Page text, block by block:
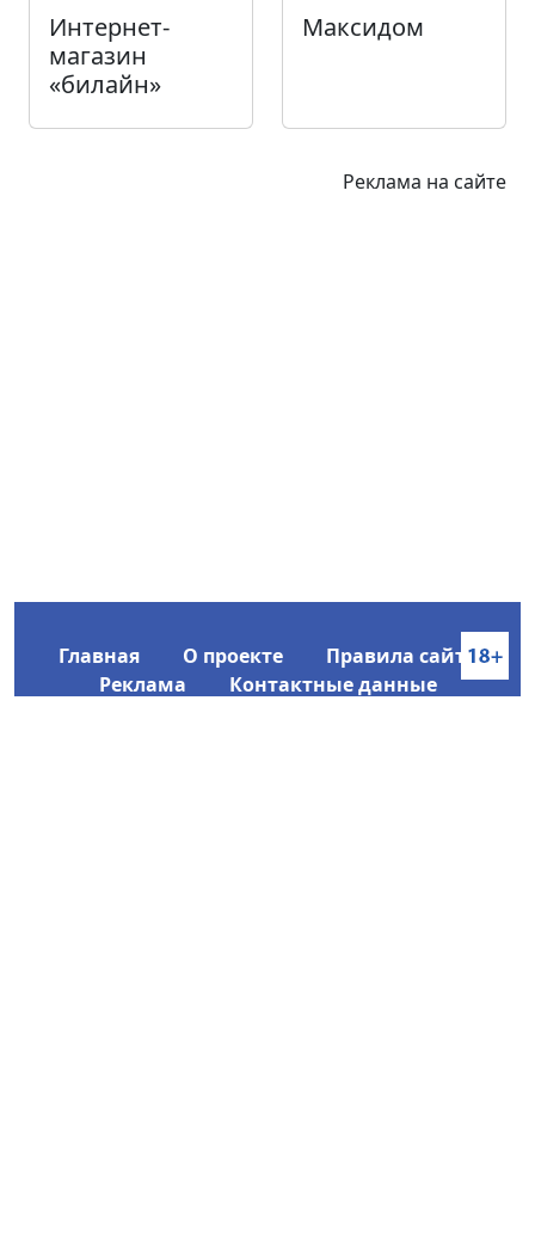
Интернет-
магазин
«билайн»
Максидом
Реклама на сайте
Главная О проекте
Правила сайта
Реклама
Контактные данные